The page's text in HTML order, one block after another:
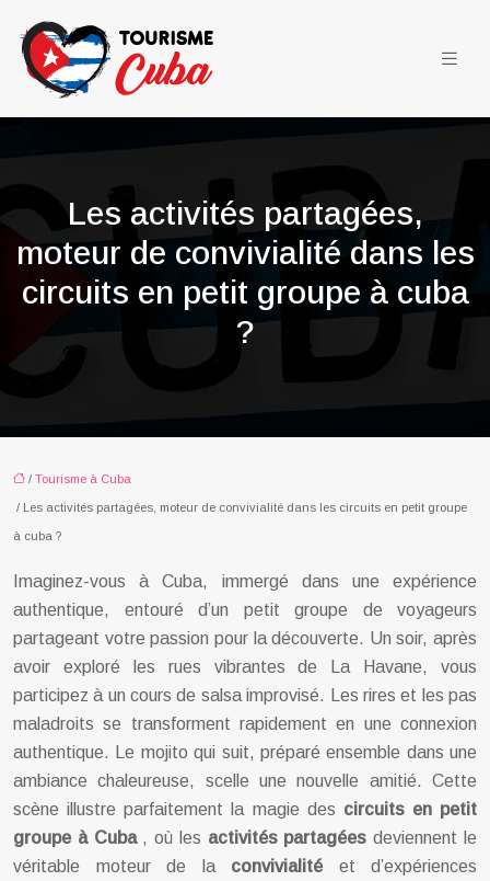
Les activités partagées,
moteur de convivialité dans les
circuits en petit groupe à cuba
?
/ Tourisme à Cuba
/ Les activités partagées, moteur de convivialité dans les circuits en petit groupe
à cuba ?
Imaginez-vous à Cuba, immergé dans une expérience
authentique, entouré d’un petit groupe de voyageurs
partageant votre passion pour la découverte. Un soir, après
avoir exploré les rues vibrantes de La Havane, vous
participez à un cours de salsa improvisé. Les rires et les pas
maladroits se transforment rapidement en une connexion
authentique. Le mojito qui suit, préparé ensemble dans une
ambiance chaleureuse, scelle une nouvelle amitié. Cette
scène illustre parfaitement la magie des circuits en petit
groupe à Cuba , où les activités partagéesdeviennent le
véritable moteur de la convivialité et d’expériences